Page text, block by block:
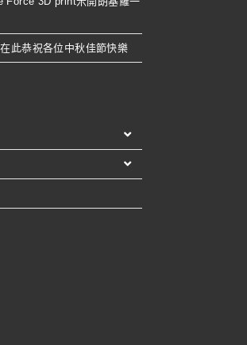
此恭祝各位中秋佳節快樂